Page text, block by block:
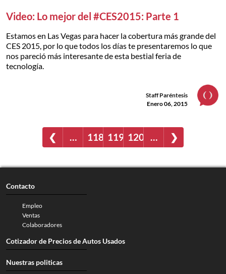
Video: Lo mejor del #CES2015: Parte 1
Estamos en Las Vegas para hacer la cobertura más grande del
CES 2015, por lo que todos los días te presentaremos lo que
nos pareció más interesante de esta bestial feria de
tecnología.
Staff Paréntesis
Enero 06, 2015
❮ … 118 119 120 … ❯
Contacto
Empleo
Ventas
Colaboradores
Cotizador de Precios de Autos Usados
Nuestras politicas